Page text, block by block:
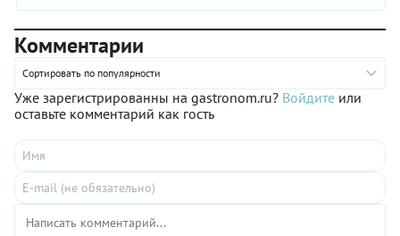
Комментарии
Сортировать по популярности
Уже зарегистрированны на gastronom.ru? Войдите или
оставьте комментарий как гость